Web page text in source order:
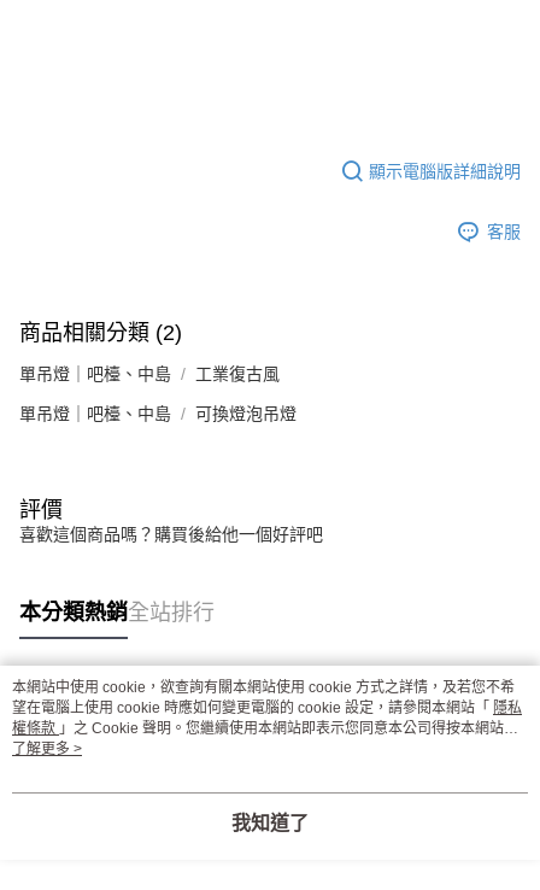
顯示電腦版詳細說明
客服
商品相關分類 (2)
單吊燈｜吧檯、中島 工業復古風
單吊燈｜吧檯、中島 可換燈泡吊燈
評價
喜歡這個商品嗎？購買後給他一個好評吧
本分類熱銷全站排行
熱門標籤
本網站中使用 cookie，欲查詢有關本網站使用 cookie 方式之詳情，及若您不希
望在電腦上使用 cookie 時應如何變更電腦的 cookie 設定，請參閱本網站「 隱私
權條款 」之 Cookie 聲明。您繼續使用本網站即表示您同意本公司得按本網站使
用條款之 Cookie 聲明使用 cookie。
了解更多 >
我知道了